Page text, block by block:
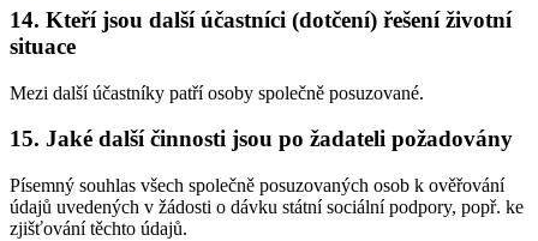
14. Kteří jsou další účastníci (dotčení) řešení životní
situace
Mezi další účastníky patří osoby společně posuzované.
15. Jaké další činnosti jsou po žadateli požadovány
Písemný souhlas všech společně posuzovaných osob k ověřování
údajů uvedených v žádosti o dávku státní sociální podpory, popř. ke
zjišťování těchto údajů.